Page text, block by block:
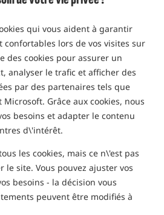
qui vous aident à garantir
confortables lors de vos visites sur
des cookies pour assurer un
analyser le trafic et afficher des
par des partenaires tels que
Microsoft. Grâce aux cookies, nous
besoins et adapter le contenu
d\'intérêt.
les cookies, mais ce n\'est pas
le site. Vous pouvez ajuster vos
besoins - la décision vous
peuvent être modifiés à
COMPÉTITION+